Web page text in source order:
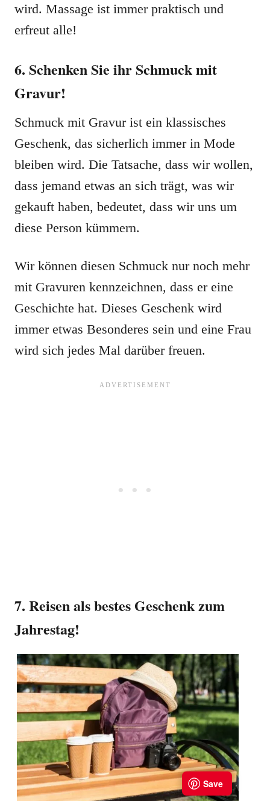
wird. Massage ist immer praktisch und
erfreut alle!
6. Schenken Sie ihr Schmuck mit
Gravur!
Schmuck mit Gravur ist ein klassisches
Geschenk, das sicherlich immer in Mode
bleiben wird. Die Tatsache, dass wir wollen,
dass jemand etwas an sich trägt, was wir
gekauft haben, bedeutet, dass wir uns um
diese Person kümmern.
Wir können diesen Schmuck nur noch mehr
mit Gravuren kennzeichnen, dass er eine
Geschichte hat. Dieses Geschenk wird
immer etwas Besonderes sein und eine Frau
wird sich jedes Mal darüber freuen.
7. Reisen als bestes Geschenk zum
Jahrestag!